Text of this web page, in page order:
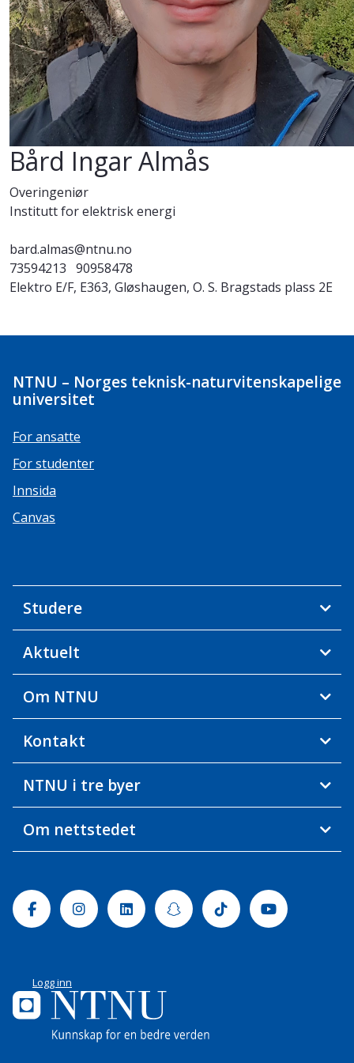
Bård Ingar Almås
Overingeniør
Institutt for elektrisk energi
bard.almas@ntnu.no
73594213 90958478
Elektro E/F, E363, Gløshaugen, O. S. Bragstads plass 2E
NTNU – Norges teknisk-naturvitenskapelige
universitet
For ansatte
For studenter
Innsida
Canvas
Studere
Aktuelt
Om NTNU
Kontakt
NTNU i tre byer
Om nettstedet
FacebookInstagramLinkedinSnapchatTiktok Youtube
Logg inn